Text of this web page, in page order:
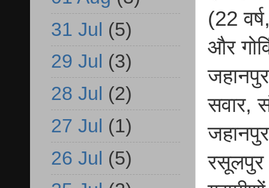
(22
और
सवार,
रसूलपुर
31 Jul (5)
29 Jul (3)
28 Jul (2)
27 Jul (1)
26 Jul (5)